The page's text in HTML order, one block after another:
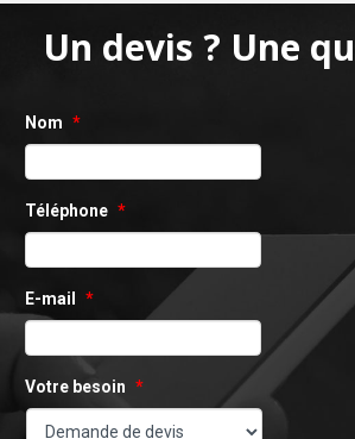
Un devis ? Une
Nom *
Téléphone *
E-mail *
Votre besoin *